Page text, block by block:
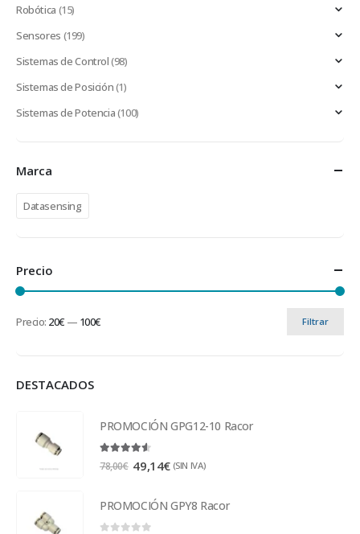
Robótica (15)
Sensores (199)
Sistemas de Control(98)
Sistemas de Posición(1)
Sistemas de Potencia(100)
Marca
Datasensing
Precio
Filtrar
Precio: 20€ — 100€
DESTACADOS
PROMOCIÓN GPG12-10 Racor
4.50out of 5
78,00€ 49,14€ (SIN IVA)
PROMOCIÓN GPY8 Racor